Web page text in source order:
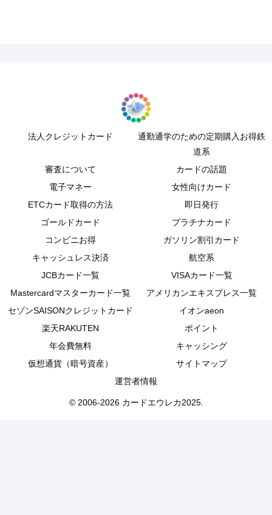
法人クレジットカード
通勤通学のための定期購入お得鉄
道系
審査について
カードの話題
電子マネー
女性向けカード
ETCカード取得の方法
即日発行
ゴールドカード
プラチナカード
コンビニお得
ガソリン割引カード
キャッシュレス決済
航空系
JCBカード一覧
VISAカード一覧
Mastercardマスターカード一覧
アメリカンエキスプレス一覧
セゾンSAISONクレジットカード
イオンaeon
楽天RAKUTEN
ポイント
年会費無料
キャッシング
仮想通貨（暗号資産）
サイトマップ
運営者情報
© 2006-2026 カードエウレカ2025.